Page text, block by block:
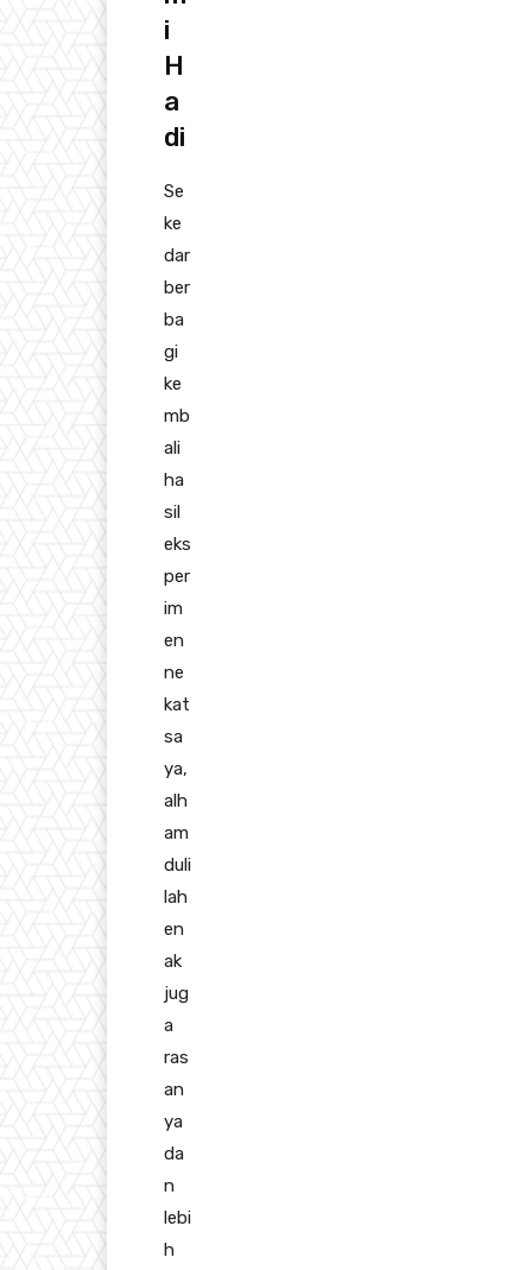
i
H
a
di
Se
ke
dar
ber
ba
gi
ke
mb
ali
ha
sil
eks
per
im
en
ne
kat
sa
ya,
alh
am
duli
lah
en
ak
jug
a
ras
an
ya
da
n
lebi
h